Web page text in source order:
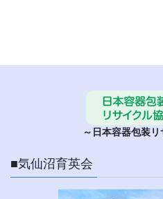
～日本容器包装
■気仙沼育英会